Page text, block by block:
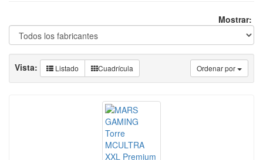
Mostrar:
Ordenar por
Vista: Listado Cuadrícula